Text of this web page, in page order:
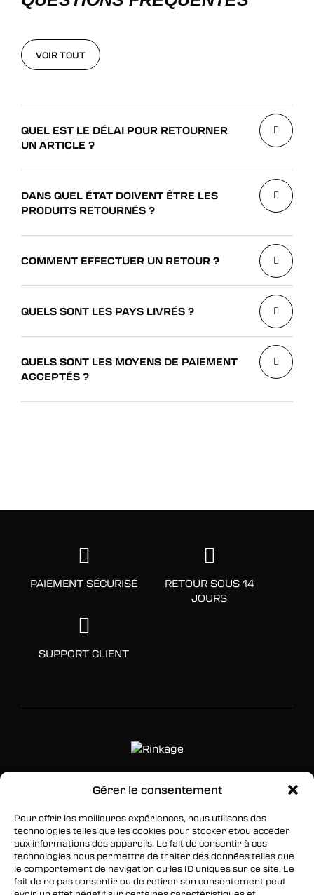
Gérer le consentement
Pour offrir les meilleures expériences, nous utilisons des
technologies telles que les cookies pour stocker et/ou accéder
aux informations des appareils. Le fait de consentir à ces
technologies nous permettra de traiter des données telles que
le comportement de navigation ou les ID uniques sur ce site. Le
fait de ne pas consentir ou de retirer son consentement peut
VOIR TOUT
QUEL EST LE DÉLAI POUR RETOURNER
UN ARTICLE ?
DANS QUEL ÉTAT DOIVENT ÊTRE LES
PRODUITS RETOURNÉS ?
COMMENT EFFECTUER UN RETOUR ?
QUELS SONT LES PAYS LIVRÉS ?
QUELS SONT LES MOYENS DE PAIEMENT
ACCEPTÉS ?
PAIEMENT SÉCURISÉ
RETOUR SOUS 14
JOURS
SUPPORT CLIENT
SUIVEZ-NOUS
Facebook
Twitter
Instagram